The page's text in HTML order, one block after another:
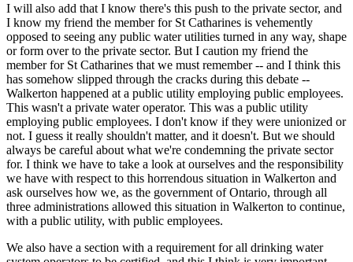
I will also add that I know there's this push to the private sector, and
I know my friend the member for St Catharines is vehemently
opposed to seeing any public water utilities turned in any way, shape
or form over to the private sector. But I caution my friend the
member for St Catharines that we must remember -- and I think this
has somehow slipped through the cracks during this debate --
Walkerton happened at a public utility employing public employees.
This wasn't a private water operator. This was a public utility
employing public employees. I don't know if they were unionized or
not. I guess it really shouldn't matter, and it doesn't. But we should
always be careful about what we're condemning the private sector
for. I think we have to take a look at ourselves and the responsibility
we have with respect to this horrendous situation in Walkerton and
ask ourselves how we, as the government of Ontario, through all
three administrations allowed this situation in Walkerton to continue,
with a public utility, with public employees.
We also have a section with a requirement for all drinking water